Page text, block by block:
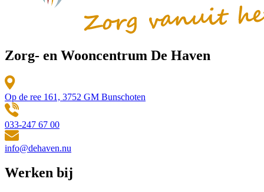
Zorg- en Wooncentrum De Haven
Op de ree 161, 3752 GM Bunschoten
033-247 67 00
info@dehaven.nu
Werken bij